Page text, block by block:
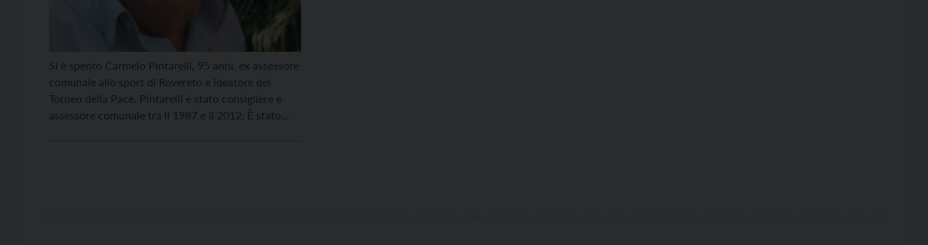
Si è spento Carmelo Pintarelli, 95 anni, ex assessore
comunale allo sport di Rovereto e ideatore del
Torneo della Pace. Pintarelli è stato consigliere e
assessore comunale tra il 1987 e il 2012. È stato